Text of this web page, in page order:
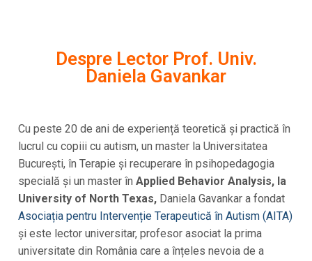
Despre Lector Prof. Univ.
Daniela Gavankar
Cu peste 20 de ani de experiență teoretică și practică în
lucrul cu copiii cu autism, un master la Universitatea
București, în Terapie și recuperare în psihopedagogia
specială și un master în Applied Behavior Analysis, la
University of North Texas, Daniela Gavankar a fondat
Asociația pentru Intervenție Terapeutică în Autism (AITA)
și este lector universitar, profesor asociat la prima
universitate din România care a înțeles nevoia de a